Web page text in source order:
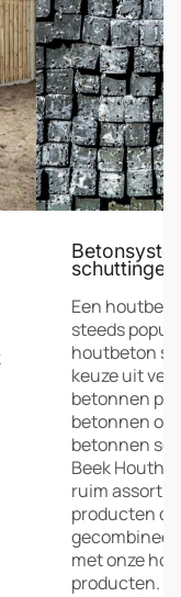
schuttingen
Een
steeds
houtbeton
keuze uit
betonnen
betonnen
betonnen
Beek
ruim
producten
met onze
producten.